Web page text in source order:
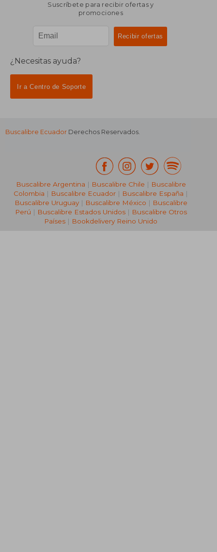
Suscríbete para recibir ofertas y
promociones
¿Necesitas ayuda?
Ir a Centro de Soporte
Buscalibre Ecuador Derechos Reservados.
Buscalibre Argentina | Buscalibre Chile | Buscalibre
Colombia | Buscalibre Ecuador | Buscalibre España |
Buscalibre Uruguay| Buscalibre México | Buscalibre
Perú | Buscalibre Estados Unidos| Buscalibre Otros
Países | Bookdelivery Reino Unido